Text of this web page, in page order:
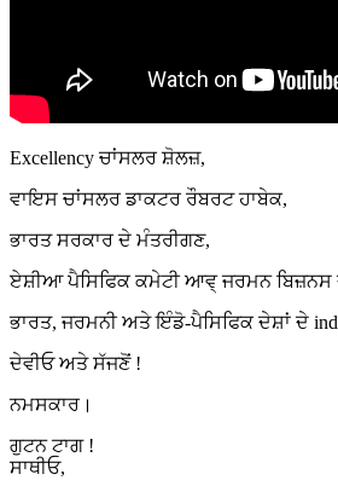
Excellency ਚਾਂਸਲਰ ਸ਼ੋਲਜ਼,
ਵਾਇਸ ਚਾਂਸਲਰ ਡਾਕਟਰ ਰੌਬਰਟ ਹਾਬੇਕ,
ਭਾਰਤ ਸਰਕਾਰ ਦੇ ਮੰਤਰੀਗਣ,
ਏਸ਼ੀਆ ਪੈਸਿਫਿਕ ਕਮੇਟੀ ਆਵ੍ ਜਰਮਨ
ਭਾਰਤ, ਜਰਮਨੀ ਅਤੇ ਇੰਡੋ-ਪੈਸਿਫਿਕ ਦੇਸ਼ਾਂ ਦੇ
ਦੇਵੀਓ ਅਤੇ ਸੱਜਣੋਂ !
ਨਮਸਕਾਰ।
ਗੁਟਨ ਟਾਗ !
ਸਾਥੀਓ,